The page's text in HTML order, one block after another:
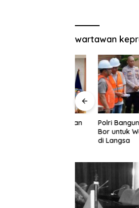
wartawan
Polri Bangun 40
Bor untuk Warga
di Langsa